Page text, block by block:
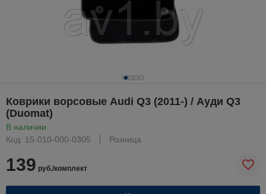
Коврики ворсовые Audi Q3 (2011-) / Ауди Q3
(Duomat)
В наличии
Код: 15-010-000-0305
Розница
139 руб./комплект